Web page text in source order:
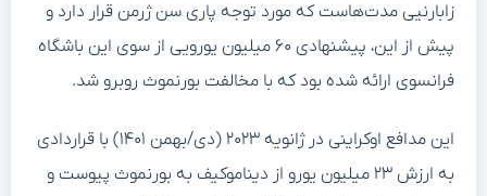
زابارنیی مدت‌هاست که مورد توجه پاری سن ژرمن قرار دارد و
پیش از این، پیشنهادی ۶۰ میلیون یورویی از سوی این باشگاه
فرانسوی ارائه شده بود که با مخالفت بورنموث روبرو شد.
این مدافع اوکراینی در ژانویه ۲۰۲۳ (دی/بهمن ۱۴۰۱) با قراردادی
به ارزش ۲۳ میلیون یورو از دیناموکیف به بورنموث پیوست و